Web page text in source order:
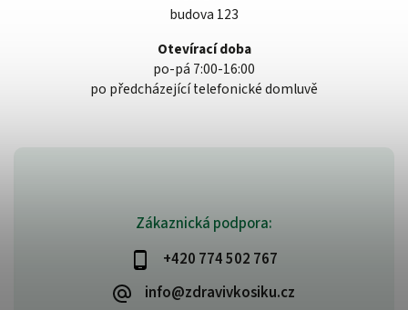
Zákaznická podpora:
+420 774 502 767
info@zdravivkosiku.cz
budova 123
Otevírací doba
po-pá 7:00-16:00
po předcházející telefonické domluvě